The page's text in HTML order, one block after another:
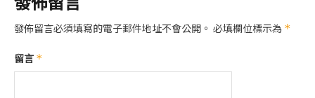
發佈留言必須填寫的電子郵件地址不會公開。 必填欄位標示為 *
留言*